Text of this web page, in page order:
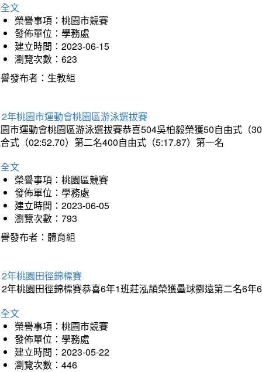
文
榮譽事項：桃園市競賽
發佈單位：學務處
建立時間：2023-06-15
瀏覽次數：623
發布者：生教組
年桃園市運動會桃園區游泳選拔賽
市運動會桃園區游泳選拔賽恭喜504吳柏毅榮獲50自由式（
式（02:52.70）第二名400自由式（5:17.87）第一名
文
榮譽事項：桃園區競賽
發佈單位：學務處
建立時間：2023-06-05
瀏覽次數：793
發布者：體育組
年桃園田徑錦標賽
年桃園田徑錦標賽恭喜6年1班莊泓頡榮獲壘球擲遠第二名6
文
榮譽事項：桃園市競賽
發佈單位：學務處
建立時間：2023-05-22
瀏覽次數：446